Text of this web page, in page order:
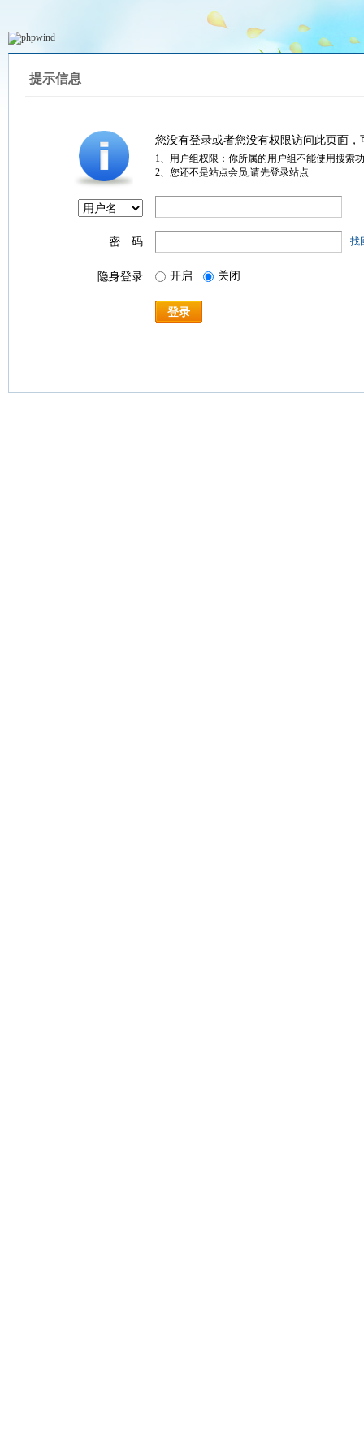
提示信息
您没有登录或者您没有权限访问此页面
1、用户组权限：你所属的用户组不能使用搜索
2、您还不是站点会员,请先登录站点
密 码 找
隐身登录 开启 关闭
登录